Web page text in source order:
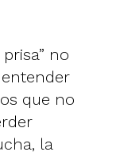
no
que no
la